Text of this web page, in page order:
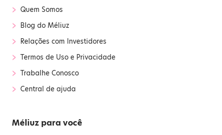
› Quem Somos
› Blog do Méliuz
› Relações com Investidores
› Termos de Uso e Privacidade
› Trabalhe Conosco
› Central de ajuda
Méliuz para você